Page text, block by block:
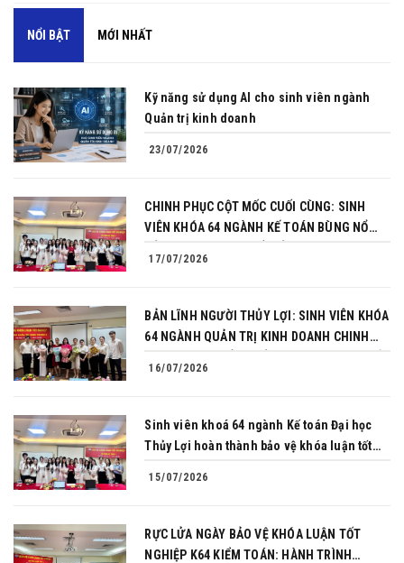
NỔI BẬT MỚI NHẤT
Kỹ năng sử dụng AI cho sinh viên ngành
Quản trị kinh doanh
23/07/2026
CHINH PHỤC CỘT MỐC CUỐI CÙNG: SINH
VIÊN KHÓA 64 NGÀNH KẾ TOÁN BÙNG NỔ
17/07/2026
BẢN LĨNH NGƯỜI THỦY LỢI: SINH VIÊN KHÓA
64 NGÀNH QUẢN TRỊ KINH DOANH CHINH
16/07/2026
Sinh viên khoá 64 ngành Kế toán Đại học
Thủy Lợi hoàn thành bảo vệ khóa luận tốt
15/07/2026
RỰC LỬA NGÀY BẢO VỆ KHÓA LUẬN TỐT
NGHIỆP K64 KIỂM TOÁN: HÀNH TRÌNH